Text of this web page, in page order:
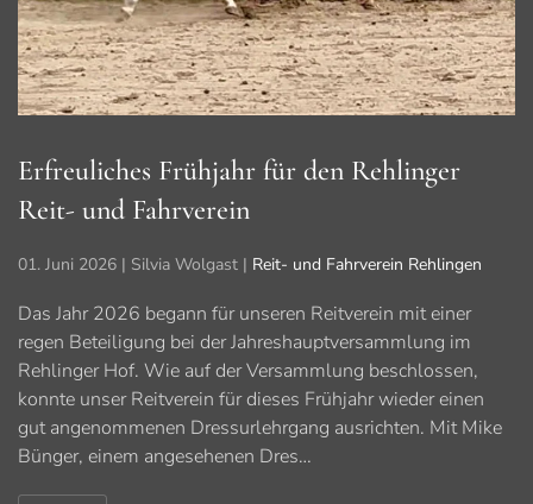
Erfreuliches Frühjahr für den Rehlinger
Reit- und Fahrverein
01. Juni 2026 | Silvia Wolgast | Reit- und Fahrverein Rehlingen
Das Jahr 2026 begann für unseren Reitverein mit einer
regen Beteiligung bei der Jahreshauptversammlung im
Rehlinger Hof. Wie auf der Versammlung beschlossen,
konnte unser Reitverein für dieses Frühjahr wieder einen
gut angenommenen Dressurlehrgang ausrichten. Mit Mike
Bünger, einem angesehenen Dres…